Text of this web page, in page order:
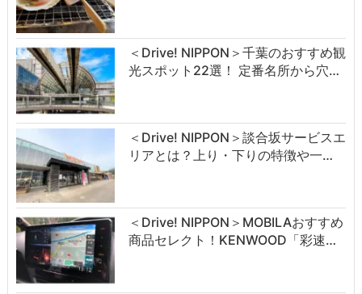
＜Drive! NIPPON＞千葉のおすすめ観
光スポット22選！ 定番名所から穴…
＜Drive! NIPPON＞談合坂サービスエ
リアとは？上り・下りの特徴や一…
＜Drive! NIPPON＞MOBILAおすすめ
商品セレクト！KENWOOD「彩速…